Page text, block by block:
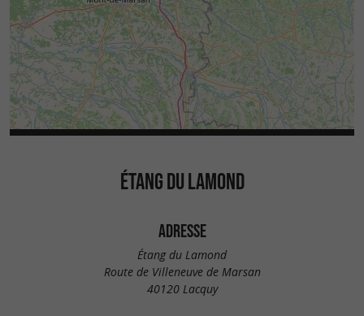
ÉTANG DU LAMOND
ADRESSE
Étang du Lamond
Route de Villeneuve de Marsan
40120 Lacquy